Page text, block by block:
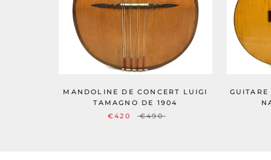
MANDOLINE DE CONCERT LUIGI
TAMAGNO DE 1904
€420
€490